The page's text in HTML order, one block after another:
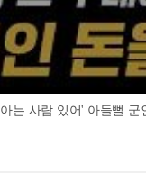
는 사람 있어' 아들뻘 군